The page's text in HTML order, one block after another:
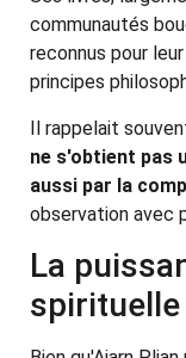
communautés
reconnus pour
principes
Il rappelait
ne s'obtient pas
aussi par la
observation avec
La
spirituelle